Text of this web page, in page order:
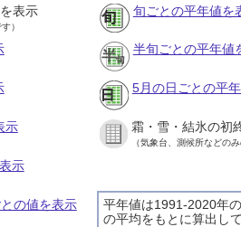
表示
）
旬ごとの平年値を
半旬ごとの平年値
5月の日ごとの平
示 霜・雪・結氷の初
（気象台、測候所などの
示
平年値は1991-2020年
の平均をもとに算出し
の値を表示